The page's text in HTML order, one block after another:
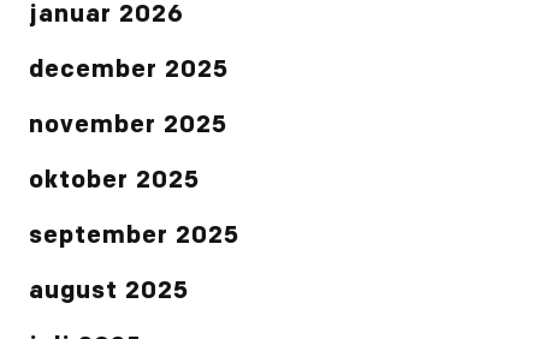
januar 2026
december 2025
november 2025
oktober 2025
september 2025
august 2025